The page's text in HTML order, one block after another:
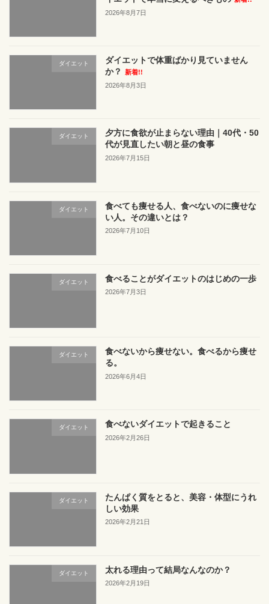
2026年8月7日
ダイエット
ダイエットで体重ばかり見ていません
か？
新着!!
2026年8月3日
ダイエット
夕方に食欲が止まらない理由｜40代・50
代が見直したい朝と昼の食事
2026年7月15日
ダイエット
食べても痩せる人、食べないのに痩せな
い人。その違いとは？
2026年7月10日
ダイエット 食べることがダイエットのはじめの一歩
2026年7月3日
ダイエット
食べないから痩せない。食べるから痩せ
る。
2026年6月4日
ダイエット 食べないダイエットで起きること
2026年2月26日
ダイエット
たんぱく質をとると、美容・体型にうれ
しい効果
2026年2月21日
ダイエット 太れる理由って結局なんなのか？
2026年2月19日